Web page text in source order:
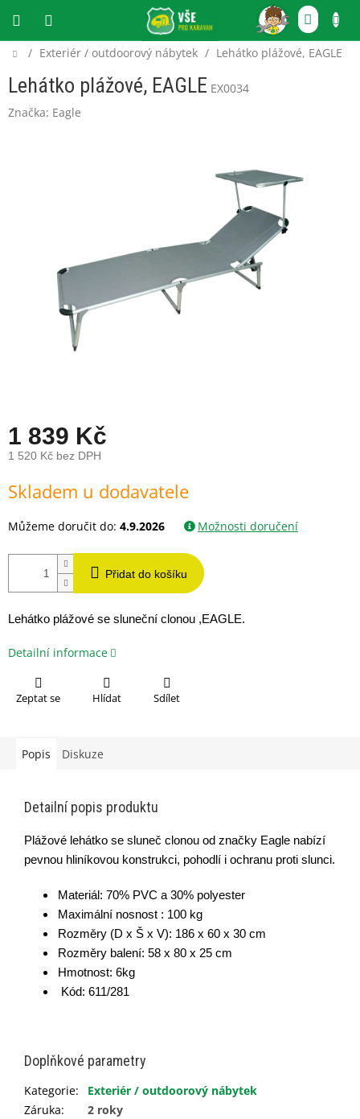
obsah
CZK
Domů
/ Exteriér / outdoorový nábytek / Lehátko plážové, EAGLE
Lehátko plážové, EAGLE EX0034
Značka: Eagle
1 839 Kč
1 520 Kč bez DPH
cena:
Skladem u dodavatele
Můžeme doručit do: 4.9.2026 Možnosti doručení
Přidat do košíku
Lehátko plážové se sluneční clonou ,EAGLE.
Detailní informace
Zeptat se Hlídat Sdílet
Popis Diskuze
Detailní popis produktu
Plážové lehátko se sluneč clonou od značky Eagle nabízí
pevnou hliníkovou konstrukci, pohodlí i ochranu proti slunci.
Materiál: 70% PVC a 30% polyester
Maximální nosnost : 100 kg
Rozměry (D x Š x V): 186 x 60 x 30 cm
Rozměry balení: 58 x 80 x 25 cm
Hmotnost: 6kg
Kód: 611/281
Doplňkové parametry
Kategorie:
Exteriér / outdoorový nábytek
Záruka:
2 roky